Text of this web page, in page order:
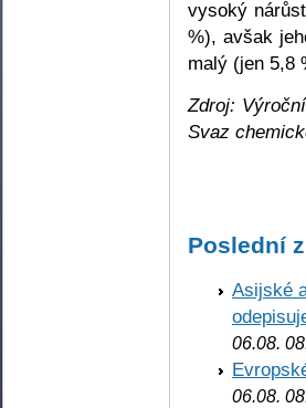
vysoký
%), avšak
malý (jen 5,8
Zdroj:
Svaz
Poslední
Asijské
06.08.
06.08.